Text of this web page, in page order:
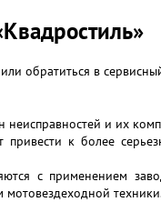
обратиться в
и их
к более
с применением
мотовездеходной